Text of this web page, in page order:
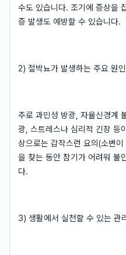
수도 있습니다. 조기에 증상을
증 발생도 예방할 수 있습니다.
2) 절박뇨가 발생하는 주요 원
주로 과민성 방광, 자율신경계
광, 스트레스나 심리적 긴장 등
상으로는 갑작스런 요의(소변
을 찾는 동안 참기가 어려워 불
다.
3) 생활에서 실천할 수 있는 관